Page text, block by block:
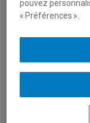
pouvez
« Préférences ».